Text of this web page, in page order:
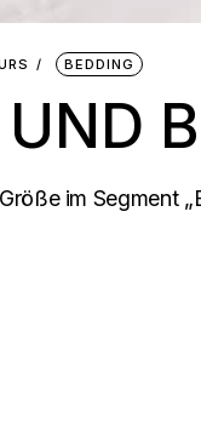
BEDDING
im Segment